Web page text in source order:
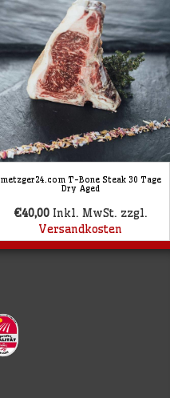
metzger24.com T-Bone Steak 30 Tage
Dry Aged
€40,00 Inkl. MwSt. zzgl.
Versandkosten